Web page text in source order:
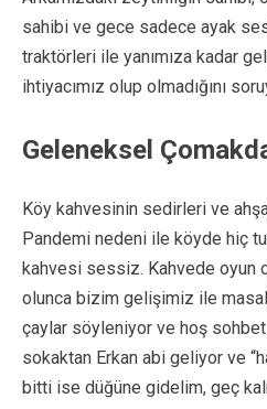
sahibi ve gece sadece ayak
traktörleri ile yanımıza kadar
ihtiyacımız olup olmadığını
Geleneksel
Köy kahvesinin sedirleri ve
Pandemi nedeni ile köyde hiç
kahvesi sessiz. Kahvede oyun
olunca bizim gelişimiz ile
çaylar söyleniyor ve hoş sohbet
sokaktan Erkan abi geliyor ve
bitti ise düğüne gidelim, geç